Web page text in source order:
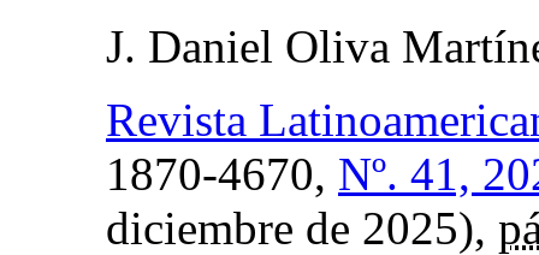
J. Daniel Oliva
Revista
1870-4670, Nº. 41,
diciembre de 2025),